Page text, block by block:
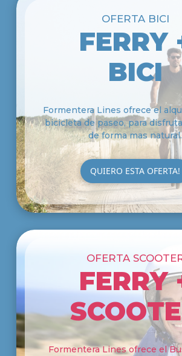
OFERTA BICI
FERRY
BICI
Formentera Lines ofrece el
bicicleta de paseo, para
de forma mas natural.
QUIERO ESTA OFERTA!
OFERTA
FERRY
Formentera Lines ofrece el